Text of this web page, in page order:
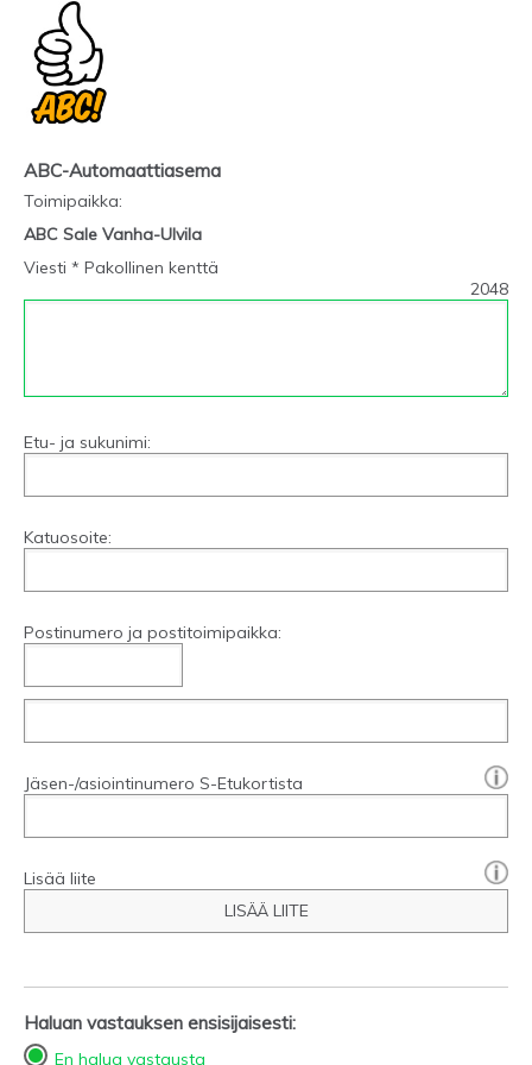
ABC-Automaattiasema
Toimipaikka:
ABC Sale Vanha-Ulvila
Viesti * Pakollinen kenttä
2048
Etu- ja sukunimi:
Katuosoite:
Postinumero ja postitoimipaikka:
Jäsen-/asiointinumero S-Etukortista
Lisää liite
LISÄÄ LIITE
Haluan vastauksen ensisijaisesti:
En halua vastausta